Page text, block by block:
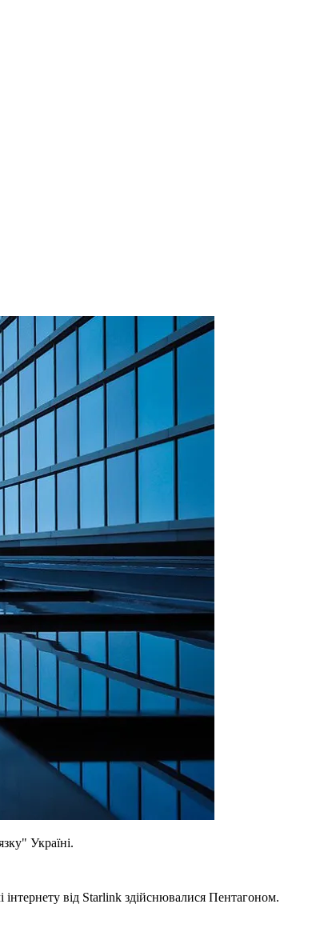
Україні.
від Starlink здійснювалися Пентагоном.